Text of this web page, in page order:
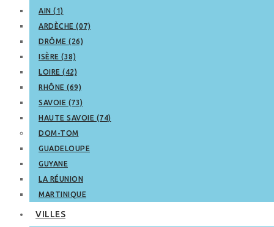
AIN (1)
ARDÈCHE (07)
DRÔME (26)
ISÈRE (38)
LOIRE (42)
RHÔNE (69)
SAVOIE (73)
HAUTE SAVOIE (74)
DOM-TOM
GUADELOUPE
GUYANE
LA RÉUNION
MARTINIQUE
VILLES